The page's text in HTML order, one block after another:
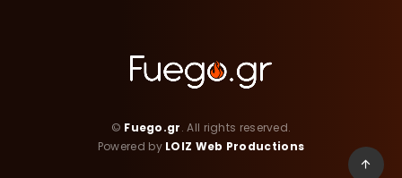
© Fuego.gr. All rights reserved.
Powered by LOIZ Web Productions